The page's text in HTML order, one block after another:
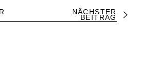
NÄCHSTER
BEITRAG